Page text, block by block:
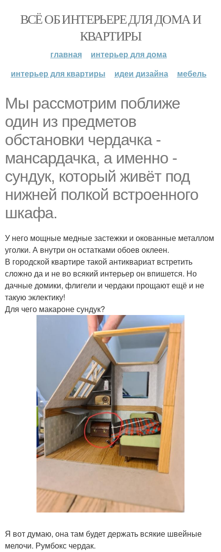
ВСЁ ОБ ИНТЕРЬЕРЕ ДЛЯ ДОМА И
КВАРТИРЫ
главная
интерьер для дома
интерьер для квартиры
идеи дизайна мебель
Мы рассмотрим поближе
один из предметов
обстановки чердачка -
мансардачка, а именно -
сундук, который живёт под
нижней полкой встроенного
шкафа.
У него мощные медные застежки и окованные металлом
уголки. А внутри он остатками обоев оклеен.
В городской квартире такой антиквариат встретить
сложно да и не во всякий интерьер он впишется. Но
дачные домики, флигели и чердаки прощают ещё и не
такую эклектику!
Для чего макароне сундук?
Я вот думаю, она там будет держать всякие швейные
мелочи. Румбокс чердак.